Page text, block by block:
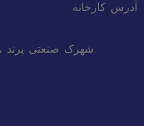
آدرس کارخانه
شهرک صنعتی پرند ،